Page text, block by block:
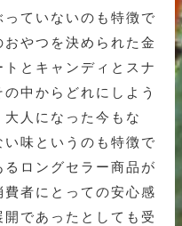
ていないのも特徴で
やつを決められた金
とキャンディとスナ
中からどれにしよう
人になった今もな
味というのも特徴で
ロングセラー商品が
者にとっての安心感
であったとしても受